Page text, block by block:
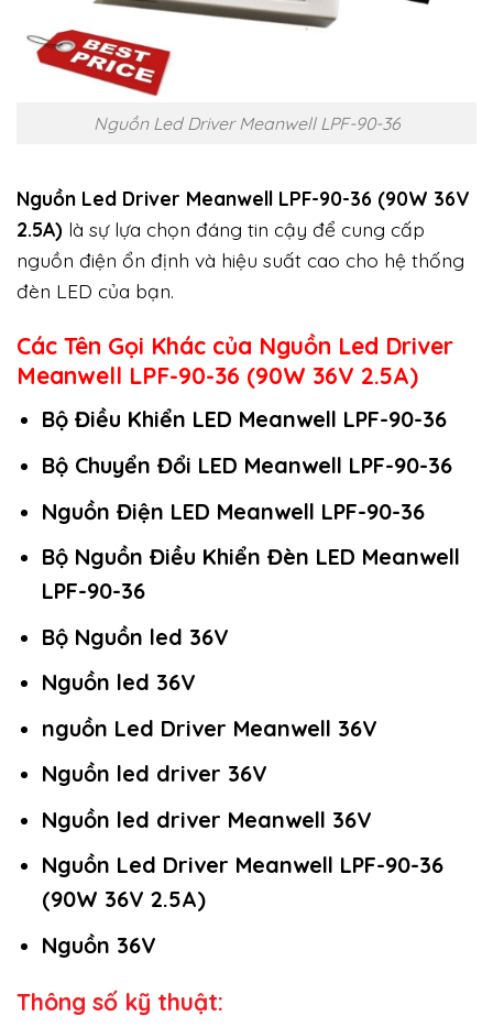
Nguồn Led Driver Meanwell LPF-90-36
Nguồn Led Driver Meanwell LPF-90-36 (90W 36V
2.5A) là sự lựa chọn đáng tin cậy để cung cấp
nguồn điện ổn định và hiệu suất cao cho hệ thống
đèn LED của bạn.
Các Tên Gọi Khác của Nguồn Led Driver
Meanwell LPF-90-36 (90W 36V 2.5A)
Bộ Điều Khiển LED Meanwell LPF-90-36
Bộ Chuyển Đổi LED Meanwell LPF-90-36
Nguồn Điện LED Meanwell LPF-90-36
Bộ Nguồn Điều Khiển Đèn LED Meanwell
LPF-90-36
Bộ Nguồn led 36V
Nguồn led 36V
nguồn Led Driver Meanwell 36V
Nguồn led driver 36V
Nguồn led driver Meanwell 36V
Nguồn Led Driver Meanwell LPF-90-36
(90W 36V 2.5A)
Nguồn 36V
Thông số kỹ thuật: